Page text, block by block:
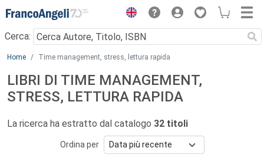
Menu
Cerca:
Main content
Home Time management, stress, lettura rapida
LIBRI DI TIME MANAGEMENT,
STRESS, LETTURA RAPIDA
La ricerca ha estratto dal catalogo 32 titoli
Ordina per